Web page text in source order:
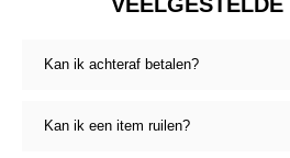
Kan ik achteraf betalen?
Kan ik een item ruilen?